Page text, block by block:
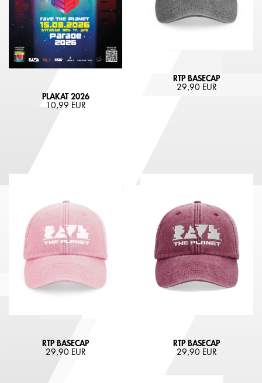
PLAKAT 2026
10,99 EUR
RTP BASECAP
29,90 EUR
RTP BASECAP
29,90 EUR
RTP BASECAP
29,90 EUR